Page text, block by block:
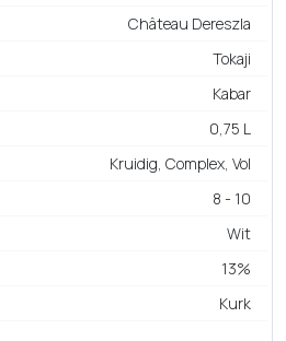
Château Dereszla
Tokaji
Kabar
0,75 L
Kruidig, Complex, Vol
8 - 10
Wit
13%
Kurk